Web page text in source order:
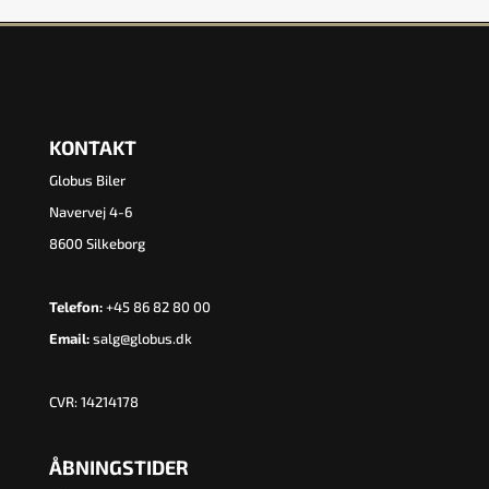
KONTAKT
Globus Biler
Navervej 4-6
8600 Silkeborg
Telefon: +45 86 82 80 00
Email: salg@globus.dk
CVR: 14214178
ÅBNINGSTIDER